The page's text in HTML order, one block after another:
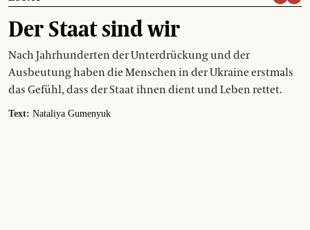
Der Staat sind wir
Nach Jahrhunderten der Unterdrückung und der
Ausbeutung haben die Menschen in der Ukraine erstmals
das Gefühl, dass der Staat ihnen dient und Leben rettet.
Text: Nataliya Gumenyuk